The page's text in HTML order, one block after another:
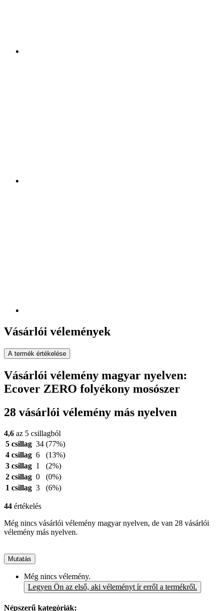
Vásárlói vélemények
A termék értékelése
Vásárlói vélemény magyar nyelven:
Ecover ZERO folyékony mosószer
28 vásárlói vélemény más nyelven
4,6 az 5 csillagból
5 csillag 34 (77%)
4 csillag 6
(13%)
3 csillag 1
(2%)
2 csillag 0
(0%)
1 csillag 3 (6%)
44 értékelés
Még nincs vásárlói vélemény magyar nyelven, de van 28 vásárlói
vélemény más nyelven.
Mutatás
Még nincs vélemény.
Legyen Ön az első, aki véleményt ír erről a termékről.
Népszerű kategóriák: